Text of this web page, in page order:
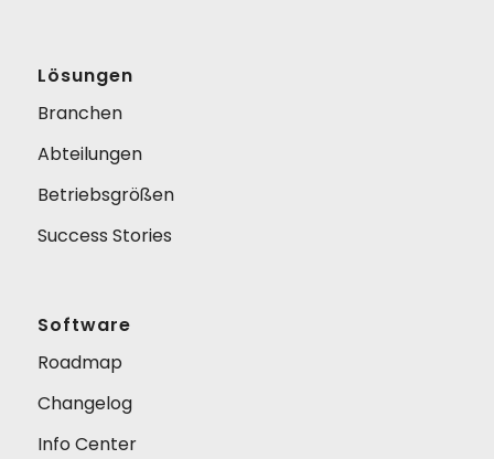
Lösungen
Branchen
Abteilungen
Betriebsgrößen
Success Stories
Software
Roadmap
Changelog
Info Center